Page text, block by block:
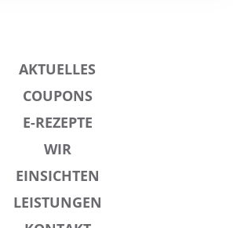
AKTUELLES
COUPONS
E-REZEPTE
WIR
EINSICHTEN
LEISTUNGEN